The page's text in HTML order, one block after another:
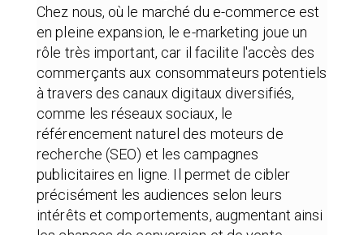
Chez nous, où le marché du e-commerce est
en pleine expansion, le e-marketing joue un
rôle très important, car il facilite l'accès des
commerçants aux consommateurs potentiels
à travers des canaux digitaux diversifiés,
comme les réseaux sociaux, le
référencement naturel des moteurs de
recherche (SEO) et les campagnes
publicitaires en ligne. Il permet de cibler
précisément les audiences selon leurs
intérêts et comportements, augmentant ainsi